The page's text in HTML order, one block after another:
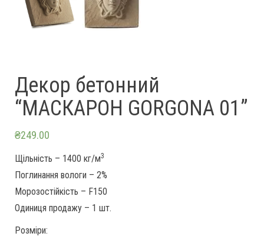
Декор бетонний
“МАСКАРОН GORGONA 01”
₴249.00
Щільність – 1400 кг/м3
Поглинання вологи – 2%
Морозостійкість – F150
Одиниця продажу – 1 шт.
Розміри: